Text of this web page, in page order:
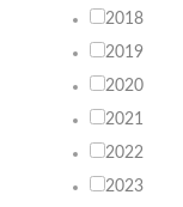
2018
2019
2020
2021
2022
2023